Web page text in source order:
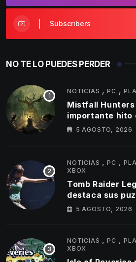
Subscribers
NO TE LO PUEDES PERDER
NOTICIAS ,PC ,
Mistfall
importante hito
simultáneos
5 AGOSTO, 2026
NOTICIAS ,PC ,
XBOX
Tomb Raider
destaca sus
5 AGOSTO, 2026
NOTICIAS ,PC ,
XBOX